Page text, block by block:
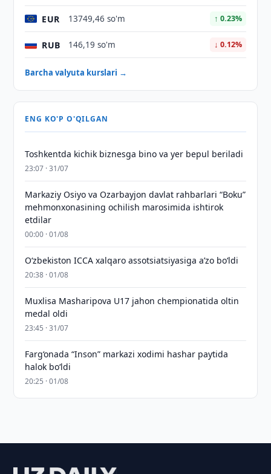
EUR 13749,46 so'm ↑ 0.23%
RUB 146,19 so'm ↓ 0.12%
Barcha valyuta kurslari →
ENG KO'P O'QILGAN
Toshkentda kichik biznesga bino va yer bepul beriladi
23:07 · 31/07
Markaziy Osiyo va Ozarbayjon davlat rahbarlari “Boku”
mehmonxonasining ochilish marosimida ishtirok
etdilar
00:00 · 01/08
O‘zbekiston ICCA xalqaro assotsiatsiyasiga aʼzo bo‘ldi
20:38 · 01/08
Muxlisa Masharipova U17 jahon chempionatida oltin
medal oldi
23:45 · 31/07
Farg‘onada “Inson” markazi xodimi hashar paytida
halok bo‘ldi
20:25 · 01/08